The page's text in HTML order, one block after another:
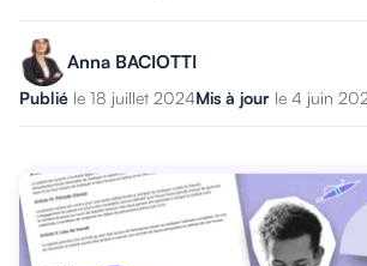
Anna BACIOTTI
Publié le 18 juillet 2024Mis à jour le 4 juin